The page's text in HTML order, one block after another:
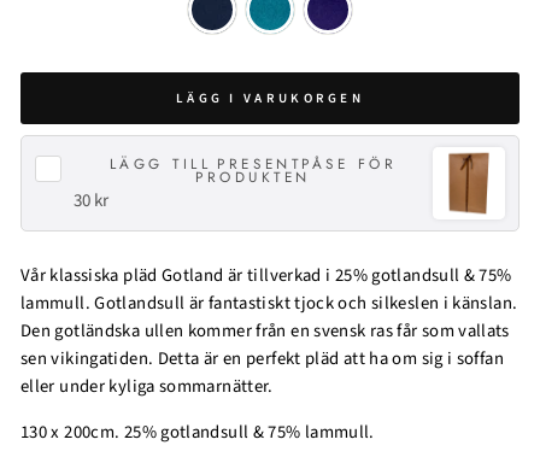
LÄGG I VARUKORGEN
LÄGG TILL PRESENTPÅSE FÖR
PRODUKTEN
30 kr
Vår klassiska pläd Gotland är tillverkad i 25% gotlandsull & 75%
lammull. Gotlandsull är fantastiskt tjock och silkeslen i känslan.
Den gotländska ullen kommer från en svensk ras får som vallats
sen vikingatiden. Detta är en perfekt pläd att ha om sig i soffan
eller under kyliga sommarnätter.
130 x 200cm. 25% gotlandsull & 75% lammull.